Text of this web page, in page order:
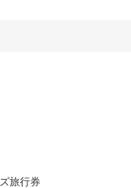
旅行券